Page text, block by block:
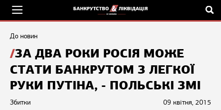
До новин
ЗА ДВА РОКИ РОСІЯ МОЖЕ
СТАТИ БАНКРУТОМ З ЛЕГКОЇ
РУКИ ПУТІНА, - ПОЛЬСЬКІ ЗМІ
09 квітня, 2015
Збитки